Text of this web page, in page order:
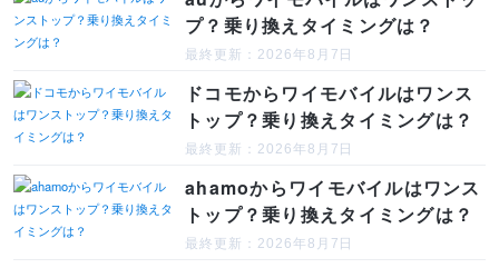
プ？乗り換えタイミングは？
最終更新：2026年8月7日
ドコモからワイモバイルはワンス
トップ？乗り換えタイミングは？
最終更新：2026年8月7日
ahamoからワイモバイルはワンス
トップ？乗り換えタイミングは？
最終更新：2026年8月7日